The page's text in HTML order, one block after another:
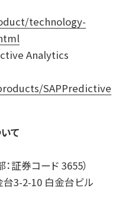
technology-
Analytics
SAPPredictive
て
証券コード 3655）
3-2-10 白金台ビル